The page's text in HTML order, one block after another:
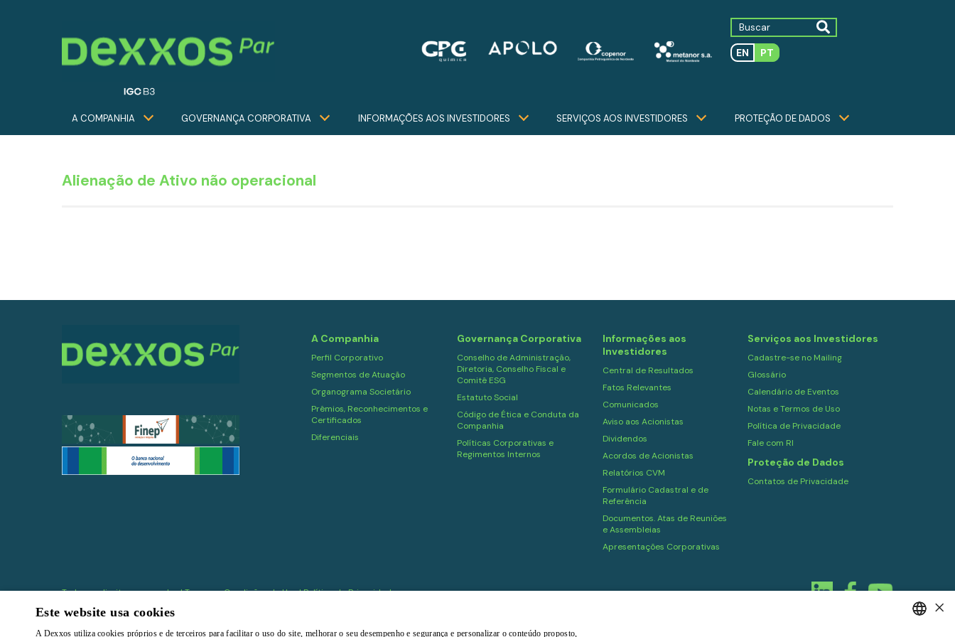
EN PT
A COMPANHIA GOVERNANÇA CORPORATIVA INFORMAÇÕES AOS INVESTIDORES SERVIÇOS AOS INVESTIDORES PROTEÇÃO DE DADOS
Alienação de Ativo não operacional
A Companhia
Perfil Corporativo
Segmentos de Atuação
Organograma Societário
Prêmios, Reconhecimentos e
Certificados
Diferenciais
Governança Corporativa
Conselho de Administração,
Diretoria, Conselho Fiscal e
Comitê ESG
Estatuto Social
Código de Ética e Conduta da
Companhia
Políticas Corporativas e
Regimentos Internos
Informações aos
Investidores
Central de Resultados
Fatos Relevantes
Comunicados
Aviso aos Acionistas
Dividendos
Acordos de Acionistas
Relatórios CVM
Formulário Cadastral e de
Referência
Documentos. Atas de Reuniões
e Assembleias
Apresentações Corporativas
Serviços aos Investidores
Cadastre-se no Mailing
Glossário
Calendário de Eventos
Notas e Termos de Uso
Política de Privacidade
Fale com RI
Proteção de Dados
Contatos de Privacidade
Todos os direitos reservados |Termos e Condições de Uso|Política de Privacidade
Powered by
×
Este website usa cookies
A Dexxos utiliza cookies próprios e de terceiros para facilitar o uso do site, melhorar o seu desempenho e segurança e personalizar o conteúdo proposto,